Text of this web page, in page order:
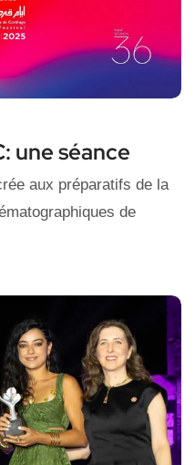
une séance
aux préparatifs de la
de